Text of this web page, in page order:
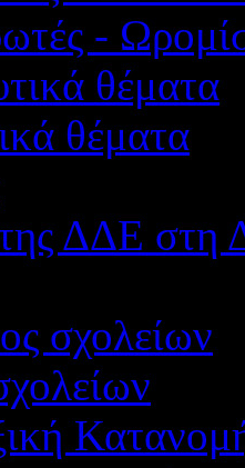
-
θέματα
θέματα
ΔΔΕ στη
σχολείων